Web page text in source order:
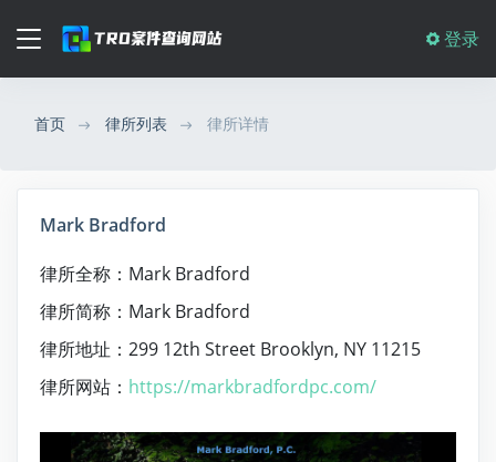
登录
首页 律所列表 律所详情
Mark Bradford
律所全称：Mark Bradford
律所简称：Mark Bradford
律所地址：299 12th Street Brooklyn, NY 11215
律所网站： https://markbradfordpc.com/